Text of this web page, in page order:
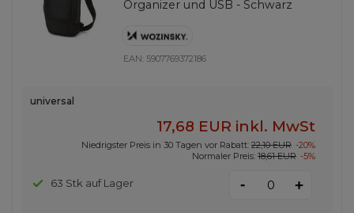
Organizer und USB - Schwarz
EAN: 5907769372186
universal
17,68 EUR inkl. MwSt
Niedrigster Preis in 30 Tagen vor Rabatt: 22,10 EUR -20%
Normaler Preis: 18,61 EUR -5%
63 Stk auf Lager - +